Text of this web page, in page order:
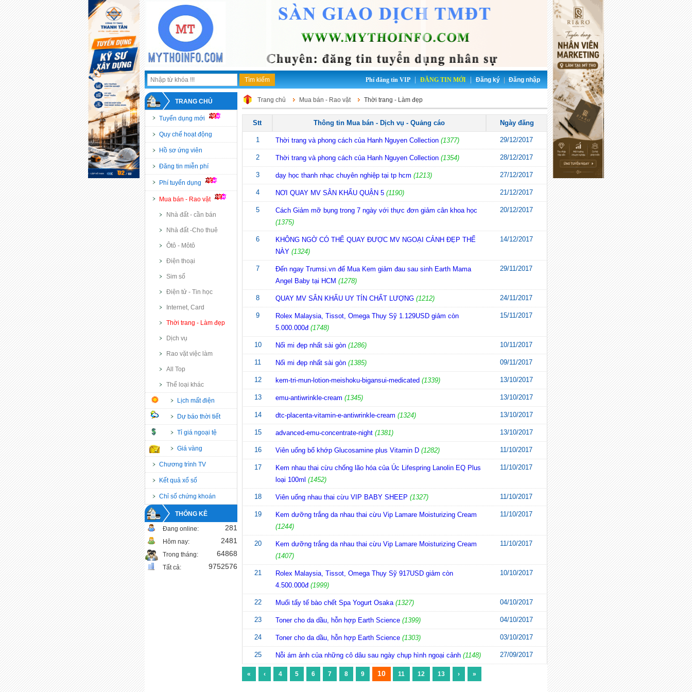
Đăng ký Đăng nhập
Phí đăng tin VIP ĐĂNG TIN MỚI
TRANG CHỦ
Tuyển dụng mới
Quy chế hoạt động
Hồ sơ ứng viên
Đăng tin miễn phí
Phí tuyển dụng
Mua bán - Rao vặt
Nhà đất - cần bán
Nhà đất -Cho thuê
Ôtô - Môtô
Điện thoại
Sim số
Điện tử - Tin học
Internet, Card
Thời trang - Làm đẹp
Dịch vụ
Rao vặt việc làm
All Top
Thể loại khác
Lịch mất điện
Dự báo thời tiết
Tỉ giá ngoại tệ
Giá vàng
Chương trình TV
Kết quả xổ số
Chỉ số chứng khoán
THỐNG KÊ
Đang online: 281
Hôm nay: 2481
Trong tháng: 64868
Tất cả: 9752576
Trang chủ Mua bán - Rao vặt Thời trang - Làm đẹp
Stt Thông tin Mua bán - Dịch vụ - Quảng cáo Ngày đăng
1 Thời trang và phong cách của Hanh Nguyen Collection (1377) 29/12/2017
2 Thời trang và phong cách của Hanh Nguyen Collection (1354) 28/12/2017
3 dạy học thanh nhạc chuyên nghiệp tại tp hcm (1213) 27/12/2017
4 NƠI QUAY MV SÂN KHẤU QUẬN 5 (1190) 21/12/2017
5
Cách Giảm mỡ bụng trong 7 ngày với thực đơn giảm cân khoa học
(1375)
20/12/2017
6
KHÔNG NGỜ CÓ THỂ QUAY ĐƯỢC MV NGOẠI CẢNH ĐẸP THẾ
NÀY (1324)
14/12/2017
7
Đến ngay Trumsi.vn để Mua Kem giảm đau sau sinh Earth Mama
Angel Baby tại HCM (1278)
29/11/2017
8 QUAY MV SÂN KHẤU UY TÍN CHẤT LƯỢNG (1212) 24/11/2017
9
Rolex Malaysia, Tissot, Omega Thụy Sỹ 1.129USD giảm còn
5.000.000đ (1748)
15/11/2017
10 Nối mi đẹp nhất sài gòn (1286) 10/11/2017
11 Nối mi đẹp nhất sài gòn (1385) 09/11/2017
12 kem-tri-mun-lotion-meishoku-bigansui-medicated (1339) 13/10/2017
13 emu-antiwrinkle-cream (1345) 13/10/2017
14 dtc-placenta-vitamin-e-antiwrinkle-cream (1324) 13/10/2017
15 advanced-emu-concentrate-night (1381) 13/10/2017
16 Viên uống bổ khớp Glucosamine plus Vitamin D (1282) 11/10/2017
17
Kem nhau thai cừu chống lão hóa của Úc Lifespring Lanolin EQ Plus
loại 100ml (1452)
11/10/2017
18 Viên uống nhau thai cừu VIP BABY SHEEP (1327) 11/10/2017
19
Kem dưỡng trắng da nhau thai cừu Vip Lamare Moisturizing Cream
(1244)
11/10/2017
20
Kem dưỡng trắng da nhau thai cừu Vip Lamare Moisturizing Cream
(1407)
11/10/2017
21
Rolex Malaysia, Tissot, Omega Thụy Sỹ 917USD giảm còn
4.500.000đ (1999)
10/10/2017
22 Muối tẩy tế bào chết Spa Yogurt Osaka (1327) 04/10/2017
23 Toner cho da dầu, hỗn hợp Earth Science (1399) 04/10/2017
24 Toner cho da dầu, hỗn hợp Earth Science (1303) 03/10/2017
25 Nỗi ám ảnh của những cô dâu sau ngày chụp hình ngoại cảnh (1148) 27/09/2017
« ‹ 4 5 6 7 8 9 10 11 12 13 › »